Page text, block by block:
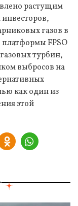
растущим
газов в
FPSO
турбин,
выбросов на
как один из
этой